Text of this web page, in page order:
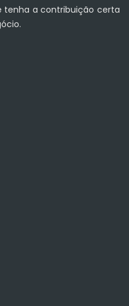
tenha a contribuição certa